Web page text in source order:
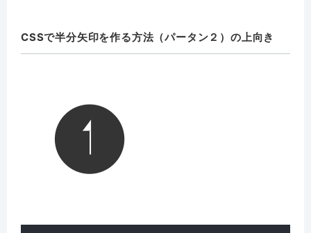
CSSで半分矢印を作る方法（パータン２）の上向き